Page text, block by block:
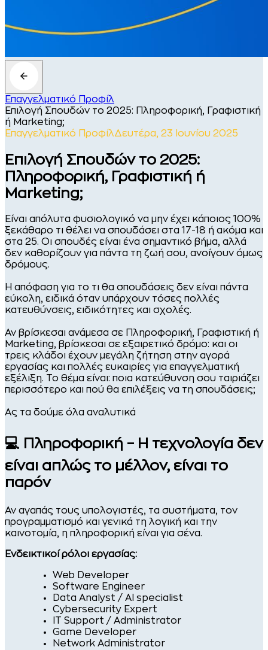
Επαγγελματικό Προφίλ
Επιλογή Σπουδών το 2025: Πληροφορική, Γραφιστική
ή Marketing;
Επαγγελματικό ΠροφίλΔευτέρα, 23 Ιουνίου 2025
Επιλογή Σπουδών το 2025:
Πληροφορική, Γραφιστική ή
Marketing;
Είναι απόλυτα φυσιολογικό να μην έχει κάποιος 100%
ξεκάθαρο τι θέλει να σπουδάσει στα 17-18 ή ακόμα και
στα 25. Οι σπουδές είναι ένα σημαντικό βήμα, αλλά
δεν καθορίζουν για πάντα τη ζωή σου, ανοίγουν όμως
δρόμους.
Η απόφαση για το τι θα σπουδάσεις δεν είναι πάντα
εύκολη, ειδικά όταν υπάρχουν τόσες πολλές
κατευθύνσεις, ειδικότητες και σχολές.
Αν βρίσκεσαι ανάμεσα σε Πληροφορική, Γραφιστική ή
Marketing, βρίσκεσαι σε εξαιρετικό δρόμο: και οι
τρεις κλάδοι έχουν μεγάλη ζήτηση στην αγορά
εργασίας και πολλές ευκαιρίες για επαγγελματική
εξέλιξη. Το θέμα είναι: ποια κατεύθυνση σου ταιριάζει
περισσότερο και πού θα επιλέξεις να τη σπουδάσεις;
Ας τα δούμε όλα αναλυτικά
💻 Πληροφορική – Η τεχνολογία δεν
είναι απλώς το μέλλον, είναι το
παρόν
Αν αγαπάς τους υπολογιστές, τα συστήματα, τον
προγραμματισμό και γενικά τη λογική και την
καινοτομία, η πληροφορική είναι για σένα.
Ενδεικτικοί ρόλοι εργασίας:
Web Developer
Software Engineer
Data Analyst / AI specialist
Cybersecurity Expert
IT Support / Administrator
Game Developer
Network Administrator